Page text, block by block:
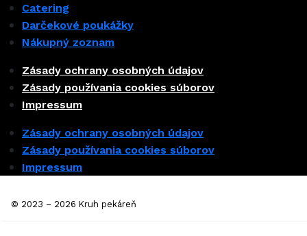
Catering
Darčekové poukážky
Nákupný zoznam
Zásady ochrany osobných údajov
Zásady používania cookies súborov
Impressum
Zásady ochrany osobných údajov
Zásady používania cookies súborov
Impressum
© 2023 – 2026 Kruh pekáreň